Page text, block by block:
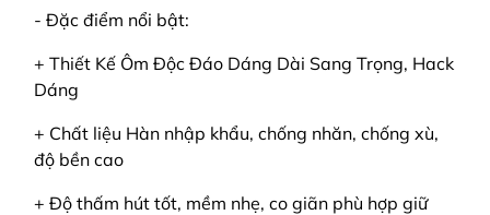
- Đặc điểm nổi bật:
+ Thiết Kế Ôm Độc Đáo Dáng Dài Sang Trọng, Hack
Dáng
+ Chất liệu Hàn nhập khẩu, chống nhăn, chống xù,
độ bền cao
+ Độ thấm hút tốt, mềm nhẹ, co giãn phù hợp giữ